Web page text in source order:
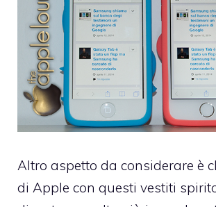
Altro aspetto da considerare è
di Apple con questi vestiti